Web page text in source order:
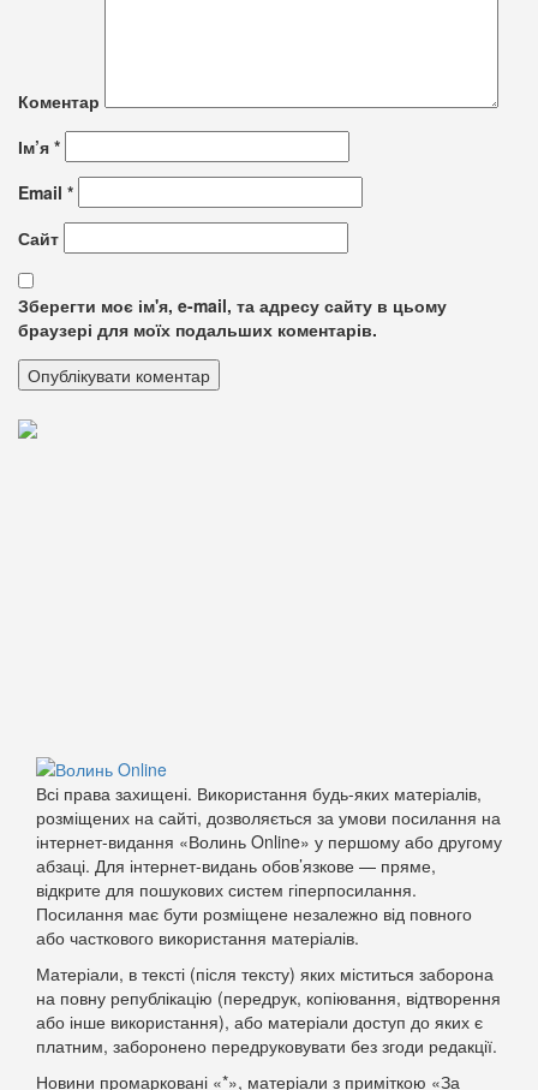
Коментар
Ім’я *
Email *
Сайт
Зберегти моє ім'я, e-mail, та адресу сайту в цьому
браузері для моїх подальших коментарів.
Всі права захищені. Використання будь-яких матеріалів,
розміщених на сайті, дозволяється за умови посилання на
інтернет-видання «Волинь Online» у першому або другому
абзаці. Для інтернет-видань обов’язкове — пряме,
відкрите для пошукових систем гіперпосилання.
Посилання має бути розміщене незалежно від повного
або часткового використання матеріалів.
Матеріали, в тексті (після тексту) яких міститься заборона
на повну републікацію (передрук, копіювання, відтворення
або інше використання), або матеріали доступ до яких є
платним, заборонено передруковувати без згоди редакції.
Новини промарковані «*», матеріали з приміткою «За